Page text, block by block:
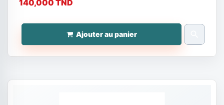
140,000 TND
Ajouter au panier